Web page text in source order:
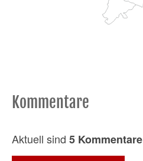
Kommentare
Aktuell sind 5 Kommentare